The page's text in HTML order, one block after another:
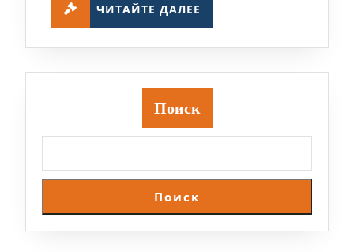
ЧИТАЙТЕ ДАЛЕЕ
Поиск
Поиск